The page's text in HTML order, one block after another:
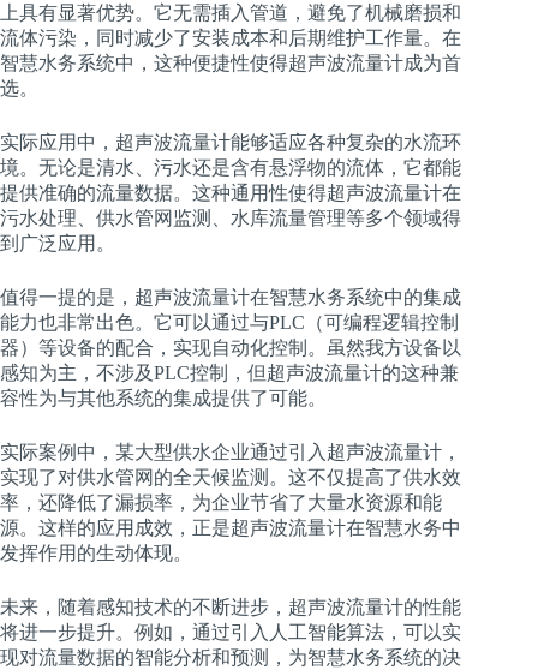
上具有显著优势。它无需插入管道，避免了机械磨损和
流体污染，同时减少了安装成本和后期维护工作量。在
智慧水务系统中，这种便捷性使得超声波流量计成为首
选。
实际应用中，超声波流量计能够适应各种复杂的水流环
境。无论是清水、污水还是含有悬浮物的流体，它都能
提供准确的流量数据。这种通用性使得超声波流量计在
污水处理、供水管网监测、水库流量管理等多个领域得
到广泛应用。
值得一提的是，超声波流量计在智慧水务系统中的集成
能力也非常出色。它可以通过与PLC（可编程逻辑控制
器）等设备的配合，实现自动化控制。虽然我方设备以
感知为主，不涉及PLC控制，但超声波流量计的这种兼
容性为与其他系统的集成提供了可能。
实际案例中，某大型供水企业通过引入超声波流量计，
实现了对供水管网的全天候监测。这不仅提高了供水效
率，还降低了漏损率，为企业节省了大量水资源和能
源。这样的应用成效，正是超声波流量计在智慧水务中
发挥作用的生动体现。
未来，随着感知技术的不断进步，超声波流量计的性能
将进一步提升。例如，通过引入人工智能算法，可以实
现对流量数据的智能分析和预测，为智慧水务系统的决